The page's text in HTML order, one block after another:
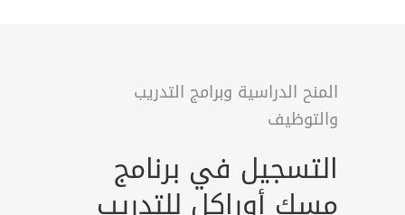
المنح الدراسية وبرامج التدريب
والتوظيف
التسجيل في برنامج